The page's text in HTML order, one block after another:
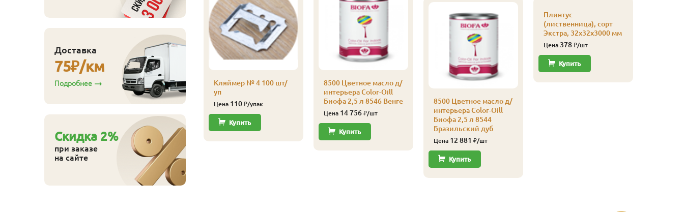
мм
Кляймер № 4 100 шт/
уп
Цена 110₽/упак
Купить
8500 Цветное масло д/
интерьера Color-Oill
Биофа 2,5 л 8546 Венге
Цена 14 756₽/шт
Купить
8500 Цветное масло д/
интерьера Color-Oill
Биофа 2,5 л 8544
Бразильский дуб
Цена 12 881 ₽/шт
Купить
Плинтус
(лиственница), сорт
Экстра, 32х32х3000 мм
Цена 378₽/шт
Купить
Доставка
75₽/км
Подробнее
Cкидка 2%
при заказе
на сайте